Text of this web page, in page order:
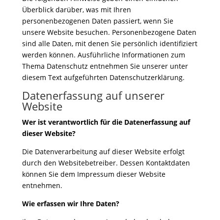
Überblick darüber, was mit Ihren
personenbezogenen Daten passiert, wenn Sie
unsere Website besuchen. Personenbezogene Daten
sind alle Daten, mit denen Sie persönlich identifiziert
werden können. Ausführliche Informationen zum
Thema Datenschutz entnehmen Sie unserer unter
diesem Text aufgeführten Datenschutzerklärung.
Datenerfassung auf unserer
Website
Wer ist verantwortlich für die Datenerfassung auf
dieser Website?
Die Datenverarbeitung auf dieser Website erfolgt
durch den Websitebetreiber. Dessen Kontaktdaten
können Sie dem Impressum dieser Website
entnehmen.
Wie erfassen wir Ihre Daten?